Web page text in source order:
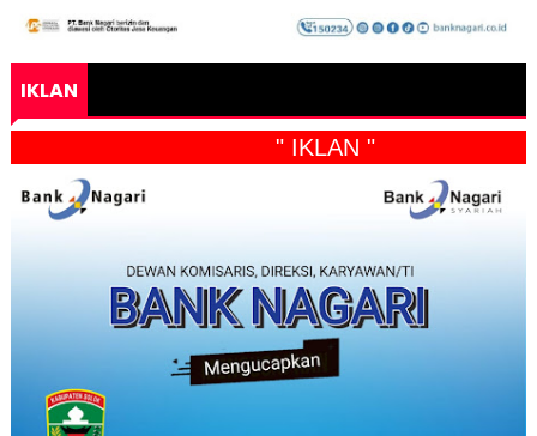
IKLAN
" IKLAN "